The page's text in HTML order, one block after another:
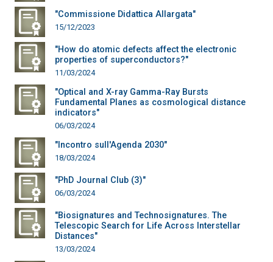
"Commissione Didattica Allargata"
15/12/2023
"How do atomic defects affect the electronic
properties of superconductors?"
11/03/2024
"Optical and X-ray Gamma-Ray Bursts
Fundamental Planes as cosmological distance
indicators"
06/03/2024
"Incontro sull'Agenda 2030"
18/03/2024
"PhD Journal Club (3)"
06/03/2024
"Biosignatures and Technosignatures. The
Telescopic Search for Life Across Interstellar
Distances"
13/03/2024